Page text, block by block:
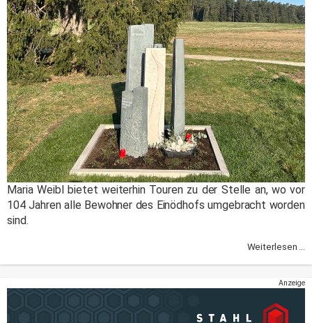
Maria Weibl bietet weiterhin Touren zu der Stelle an, wo vor
104 Jahren alle Bewohner des Einödhofs umgebracht worden
sind.
Weiterlesen ...
Anzeige